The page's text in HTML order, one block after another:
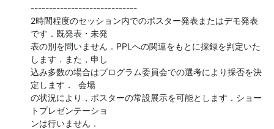
-----------------------------
2時間程度のセッション内でのポスター発表またはデモ発表
です．既発表・未発
表の別を問いません．PPLへの関連をもとに採録を判定いた
します．また，申し
込み多数の場合はプログラム委員会での選考により採否を決
定します．  会場
の状況により，ポスターの常設展示を可能とします．ショー
トプレゼンテーショ
ンは行いません．